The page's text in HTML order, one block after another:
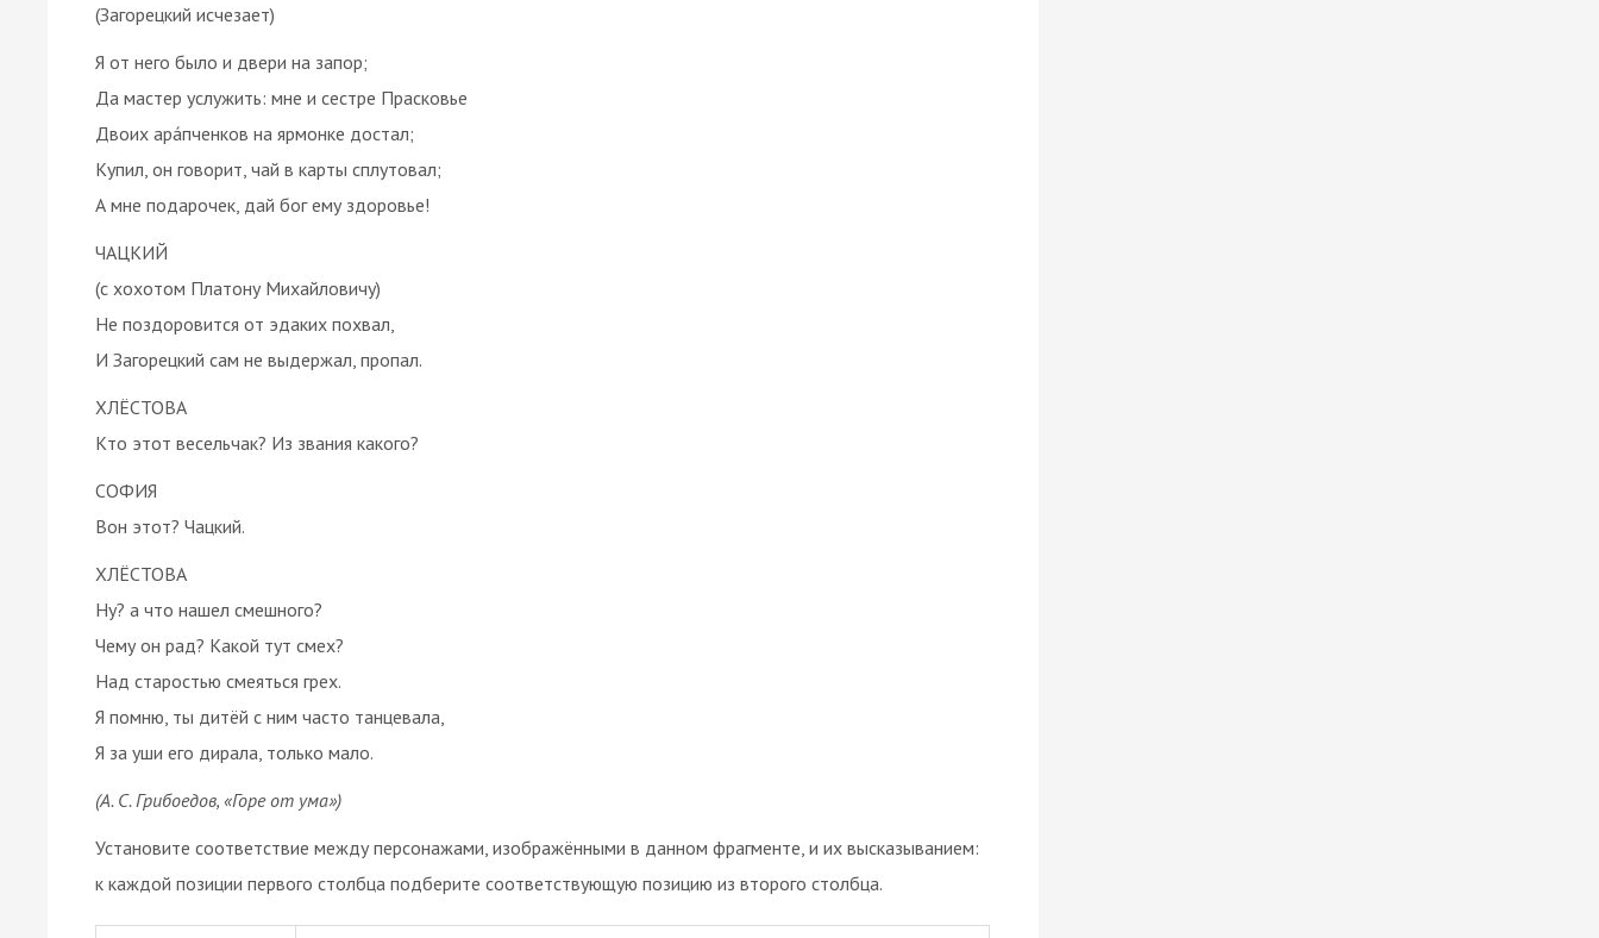
(Загорецкий исчезает)
Я от него было и двери на запор;
Да мастер услужить: мне и сестре Прасковье
Двоих ара́пченков на ярмонке достал;
Купил, он говорит, чай в карты сплутовал;
А мне подарочек, дай бог ему здоровье!
ЧАЦКИЙ
(с хохотом Платону Михайловичу)
Не поздоровится от эдаких похвал,
И Загорецкий сам не выдержал, пропал.
ХЛЁСТОВА
Кто этот весельчак? Из звания какого?
СОФИЯ
Вон этот? Чацкий.
ХЛЁСТОВА
Ну? а что нашел смешного?
Чему он рад? Какой тут смех?
Над старостью смеяться грех.
Я помню, ты дитёй с ним часто танцевала,
Я за уши его дирала, только мало.
(А. С. Грибоедов, «Горе от ума»)
Установите соответствие между персонажами, изображёнными в данном фрагменте, и их высказыванием:
к каждой позиции первого столбца подберите соответствующую позицию из второго столбца.